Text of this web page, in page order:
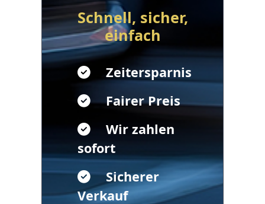
Schnell, sicher,
einfach
Zeitersparnis
Fairer Preis
Wir zahlen
sofort
Sicherer
Verkauf